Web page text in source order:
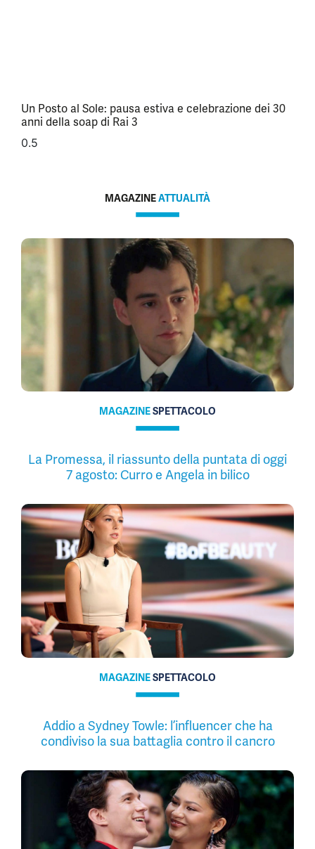
Un Posto al Sole: pausa estiva e celebrazione dei 30
anni della soap di Rai 3
MAGAZINEATTUALITÀ
MAGAZINESPETTACOLO
La Promessa, il riassunto della puntata di oggi
7 agosto: Curro e Angela in bilico
MAGAZINESPETTACOLO
Addio a Sydney Towle: l’influencer che ha
condiviso la sua battaglia contro il cancro